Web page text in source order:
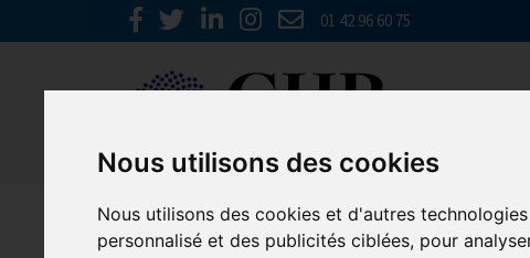
Nous utilisons des cookies
Nous utilisons des cookies et d'autres
personnalisé et des publicités ciblées, pour
01 42 96 60 75
Europe &